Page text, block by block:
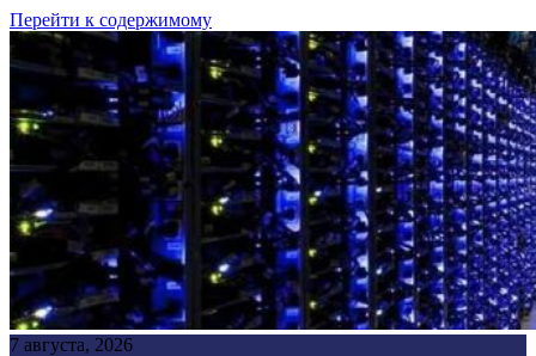
Перейти к содержимому
7 августа, 2026